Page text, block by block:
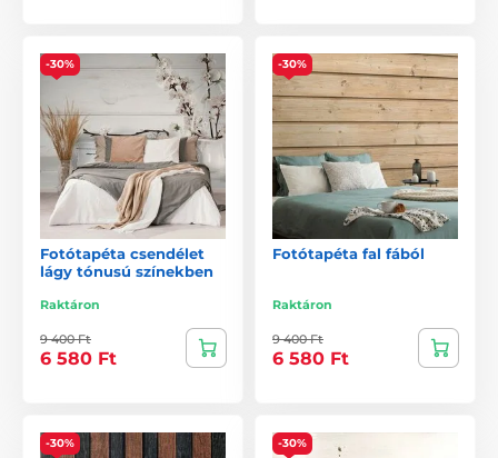
-30%
Fotótapéta csendélet
lágy tónusú színekben
Raktáron
9 400 Ft
6 580 Ft
-30%
Fotótapéta fal fából
Raktáron
9 400 Ft
6 580 Ft
-30% -30%